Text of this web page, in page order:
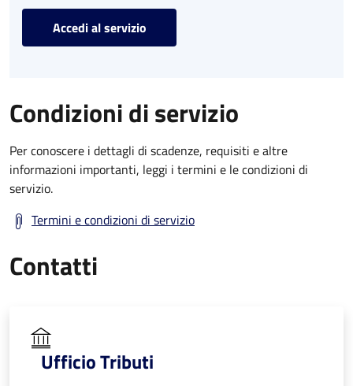
Accedi al servizio
Condizioni di servizio
Per conoscere i dettagli di scadenze, requisiti e altre
informazioni importanti, leggi i termini e le condizioni di
servizio.
Termini e condizioni di servizio
Contatti
Ufficio Tributi